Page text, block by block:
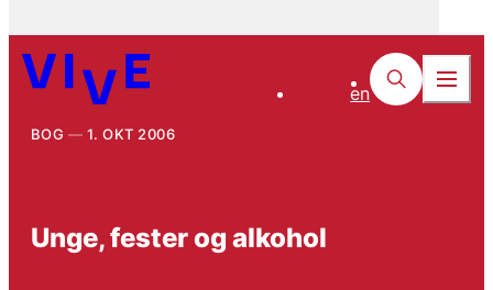
en
BOG 1. OKT 2006
Unge, fester og alkohol